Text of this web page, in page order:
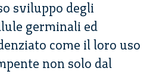
sviluppo degli
germinali ed
come il loro uso
non solo dal